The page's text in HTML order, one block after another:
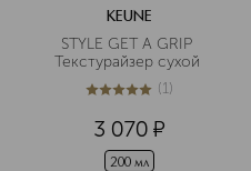
KEUNE
STYLE GET A GRIP
5из 51 (1)
3 070 ¤
200 мл